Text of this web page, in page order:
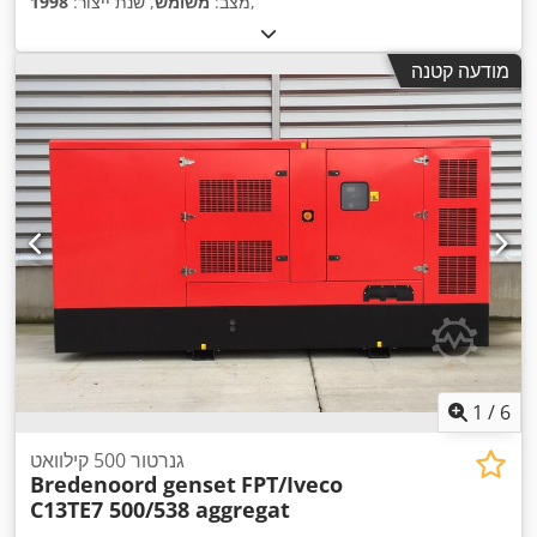
מודעה קטנה
1 / 6
גנרטור 500 קילוואט
Bredenoord genset FPT/Iveco
C13TE7 500/538 aggregat